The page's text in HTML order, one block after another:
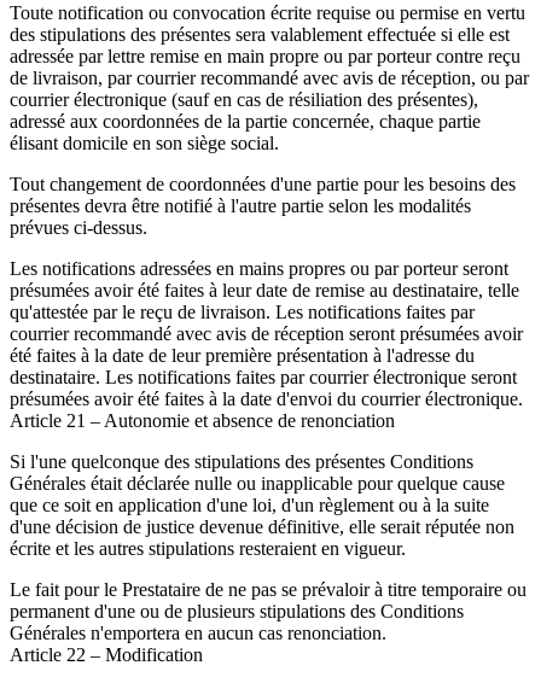
Toute notification ou convocation écrite requise ou permise en vertu
des stipulations des présentes sera valablement effectuée si elle est
adressée par lettre remise en main propre ou par porteur contre reçu
de livraison, par courrier recommandé avec avis de réception, ou par
courrier électronique (sauf en cas de résiliation des présentes),
adressé aux coordonnées de la partie concernée, chaque partie
élisant domicile en son siège social.
Tout changement de coordonnées d'une partie pour les besoins des
présentes devra être notifié à l'autre partie selon les modalités
prévues ci-dessus.
Les notifications adressées en mains propres ou par porteur seront
présumées avoir été faites à leur date de remise au destinataire, telle
qu'attestée par le reçu de livraison. Les notifications faites par
courrier recommandé avec avis de réception seront présumées avoir
été faites à la date de leur première présentation à l'adresse du
destinataire. Les notifications faites par courrier électronique seront
présumées avoir été faites à la date d'envoi du courrier électronique.
Article 21 – Autonomie et absence de renonciation
Si l'une quelconque des stipulations des présentes Conditions
Générales était déclarée nulle ou inapplicable pour quelque cause
que ce soit en application d'une loi, d'un règlement ou à la suite
d'une décision de justice devenue définitive, elle serait réputée non
écrite et les autres stipulations resteraient en vigueur.
Le fait pour le Prestataire de ne pas se prévaloir à titre temporaire ou
permanent d'une ou de plusieurs stipulations des Conditions
Générales n'emportera en aucun cas renonciation.
Article 22 – Modification